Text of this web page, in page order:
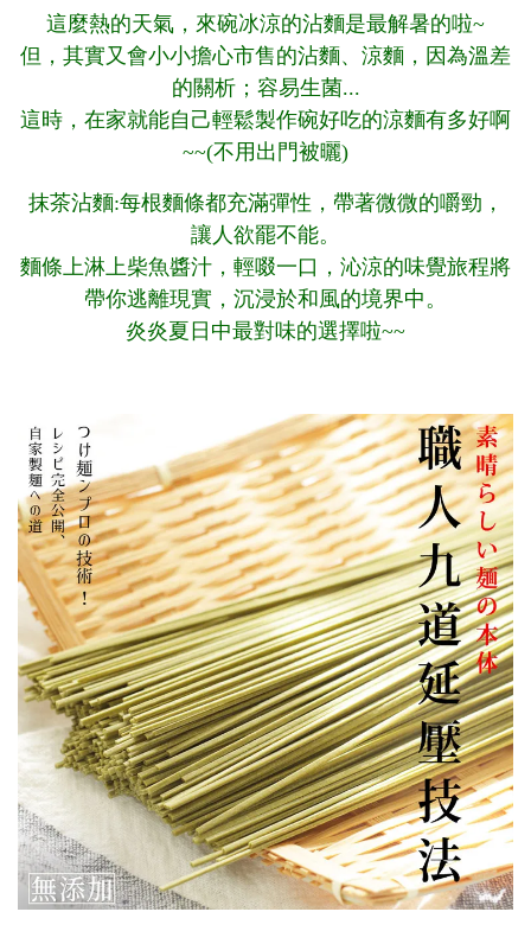
這麼熱的天氣，來碗冰涼的沾麵是最解暑的啦~
但，其實又會小小擔心市售的沾麵、涼麵，因為溫差
的關析；容易生菌...
這時，在家就能自己輕鬆製作碗好吃的涼麵有多好啊
~~(不用出門被曬)
抹茶沾麵:每根麵條都充滿彈性，帶著微微的嚼勁，
讓人欲罷不能。
麵條上淋上柴魚醬汁，輕啜一口，沁涼的味覺旅程將
帶你逃離現實，沉浸於和風的境界中。
炎炎夏日中最對味的選擇啦~~